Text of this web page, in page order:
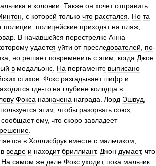
в колонии Также он хочет отправить
с которой только что расстался Но та
полиции: полицейские приходят на пляж
В начавшейся перестрелке Анна
удается уйти от преследователей по-
но решает повременить с этим когда Джон
в медальоне На пергаменте выписано
стихов Фокс разгадывает шифр и
где-то на глубине колодца в
Фокса назначена награда Лорд Эшвуд
пользуется этим чтобы разорвать союз
сообщает ему, что скоро завладеет
решение
в Холлисбрук вместе с мальчиком
в ведре и находит бриллиант. Джон думает, что
На самом же деле Фокс уходит, пока мальчик